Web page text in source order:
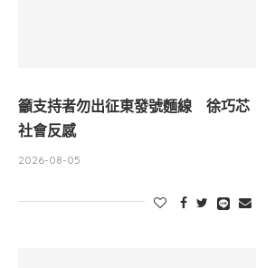
籲支持者勿出征東發號麵線 徐巧芯
社會反感
2026-08-05